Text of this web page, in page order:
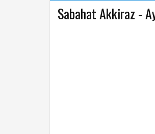
Sabahat Akkiraz -